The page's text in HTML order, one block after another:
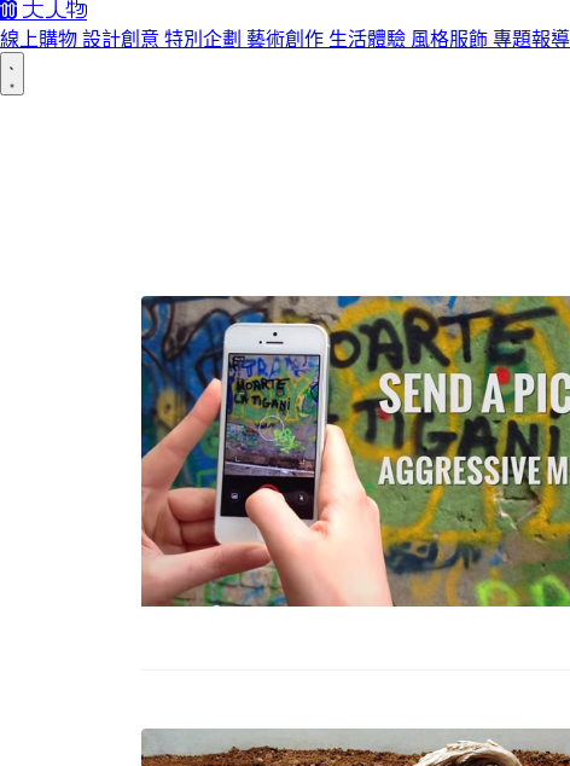
線上購物 設計創意 特別企劃 藝術創作 生活體驗 風格服飾 專題報導